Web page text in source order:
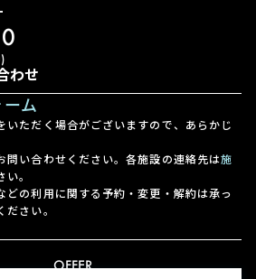
わせ
ム
いただく場合がございますので、あらかじ
問い合わせください。各施設の連絡先は施
い。
どの利用に関する予約・変更・解約は承っ
さい。
OFFER